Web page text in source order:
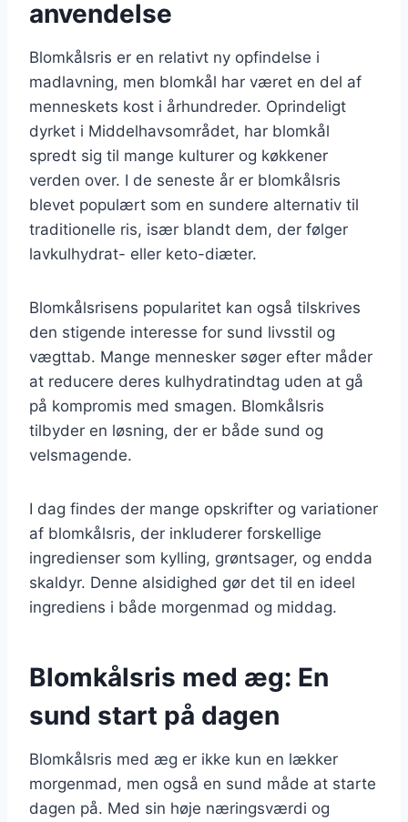
anvendelse
Blomkålsris er en relativt ny opfindelse i
madlavning, men blomkål har været en del af
menneskets kost i århundreder. Oprindeligt
dyrket i Middelhavsområdet, har blomkål
spredt sig til mange kulturer og køkkener
verden over. I de seneste år er blomkålsris
blevet populært som en sundere alternativ til
traditionelle ris, især blandt dem, der følger
lavkulhydrat- eller keto-diæter.
Blomkålsrisens popularitet kan også tilskrives
den stigende interesse for sund livsstil og
vægttab. Mange mennesker søger efter måder
at reducere deres kulhydratindtag uden at gå
på kompromis med smagen. Blomkålsris
tilbyder en løsning, der er både sund og
velsmagende.
I dag findes der mange opskrifter og variationer
af blomkålsris, der inkluderer forskellige
ingredienser som kylling, grøntsager, og endda
skaldyr. Denne alsidighed gør det til en ideel
ingrediens i både morgenmad og middag.
Blomkålsris med æg: En
sund start på dagen
Blomkålsris med æg er ikke kun en lækker
morgenmad, men også en sund måde at starte
dagen på. Med sin høje næringsværdi og